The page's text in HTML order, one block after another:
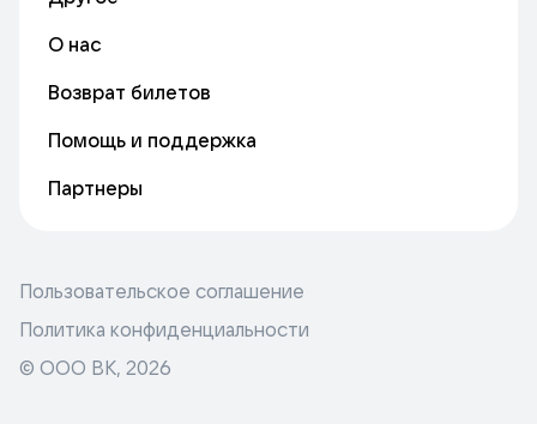
О нас
Возврат билетов
Помощь и поддержка
Партнеры
Пользовательское соглашение
Политика конфиденциальности
© ООО ВК, 2026